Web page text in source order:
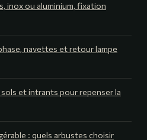
inox ou aluminium, fixation
navettes et retour lampe
et intrants pour repenser la
: quels arbustes choisir